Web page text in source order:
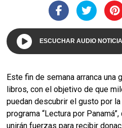
ESCUCHAR AUDIO NOTICIA
Este fin de semana arranca una
libros, con el objetivo de que
puedan descubrir el gusto por
programa “Lectura por
unirán fuerzas para recibir